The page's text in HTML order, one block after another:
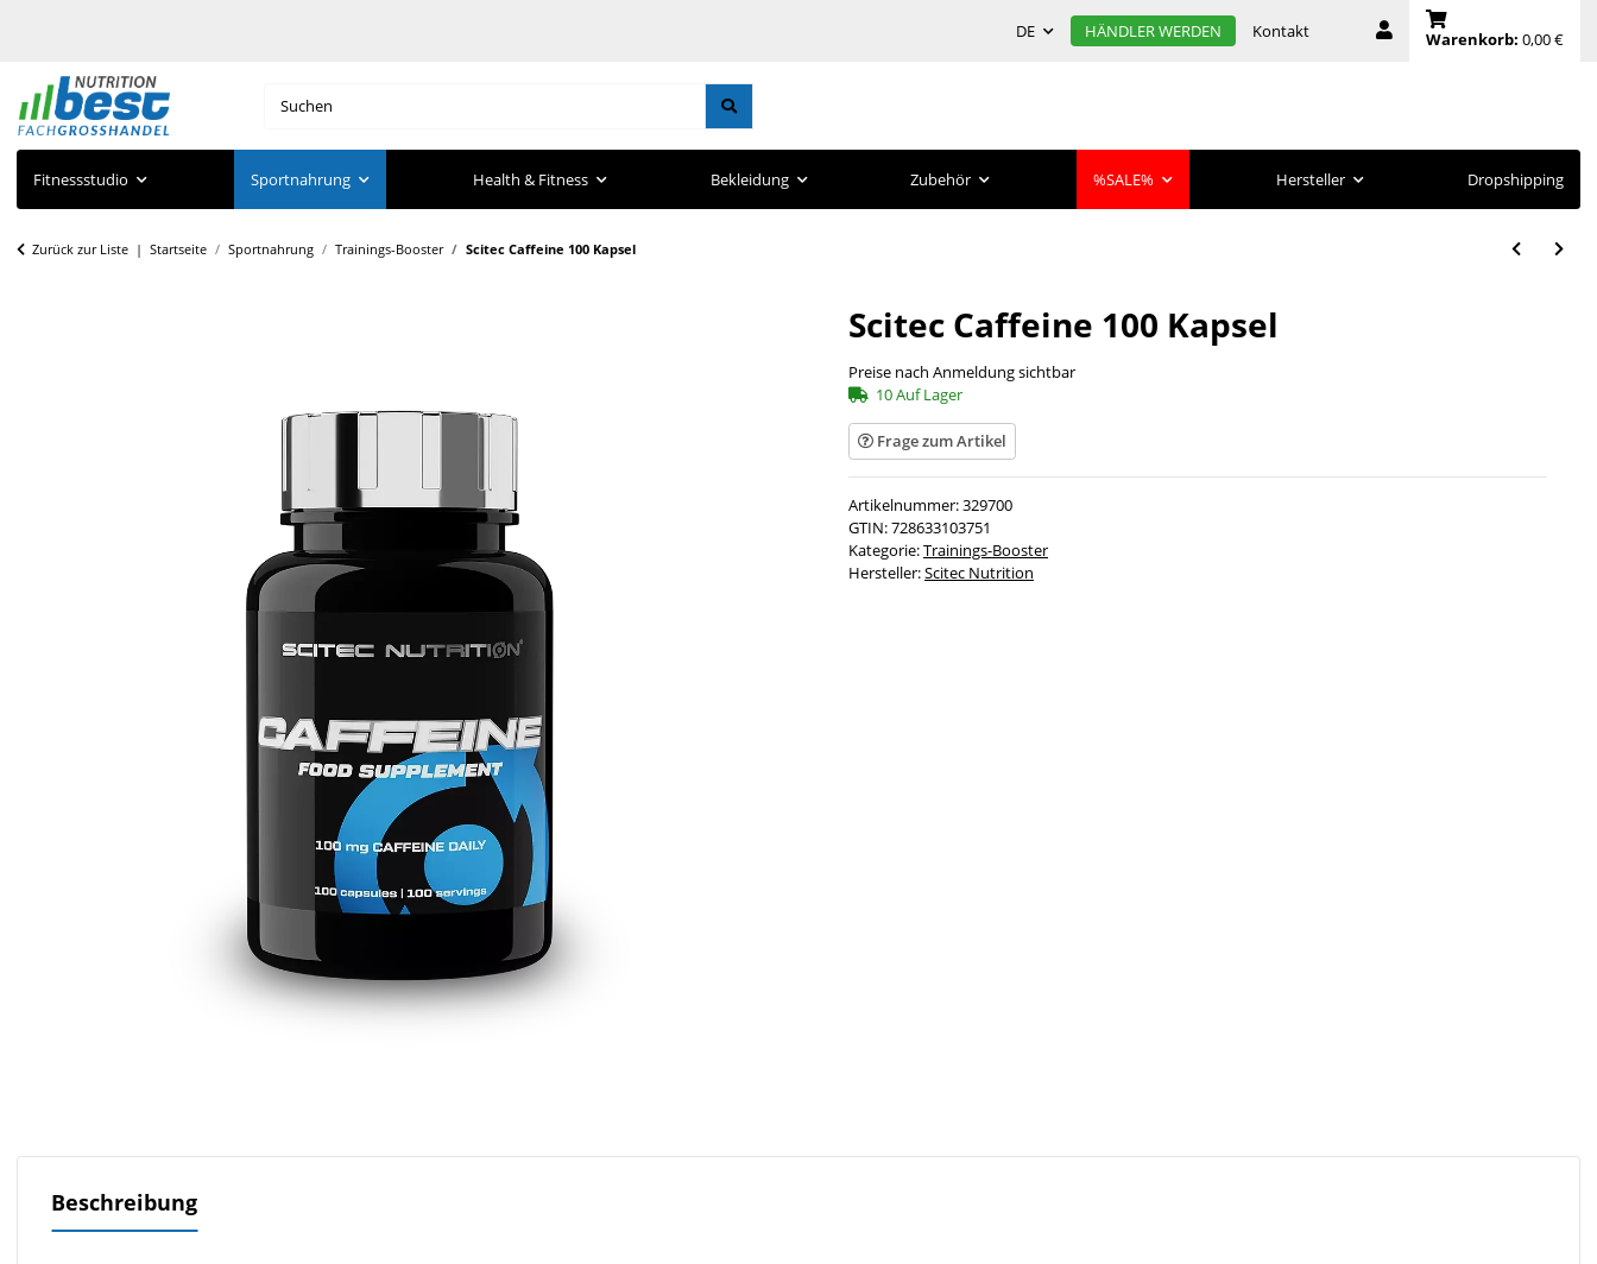
DE HÄNDLER WERDEN Kontakt Warenkorb: 0,00 €
Fitnessstudio Sportnahrung Health & Fitness Bekleidung Zubehör %SALE% Hersteller Dropshipping
Zurück zur Liste Startseite Sportnahrung Trainings-Booster Scitec Caffeine 100 Kapsel
Scitec Caffeine 100 Kapsel
Preise nach Anmeldung sichtbar
10 Auf Lager
Frage zum Artikel
Artikelnummer:329700
GTIN:728633103751
Kategorie:Trainings-Booster
Hersteller:Scitec Nutrition
Beschreibung